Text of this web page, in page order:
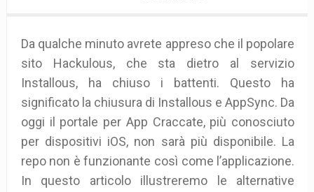
Da qualche minuto avrete appreso che il popolare
sito Hackulous, che sta dietro al servizio
Installous, ha chiuso i battenti. Questo ha
significato la chiusura di Installous e AppSync. Da
oggi il portale per App Craccate, più conosciuto
per dispositivi iOS, non sarà più disponibile. La
repo non è funzionante così come l’applicazione.
In questo articolo illustreremo le alternative